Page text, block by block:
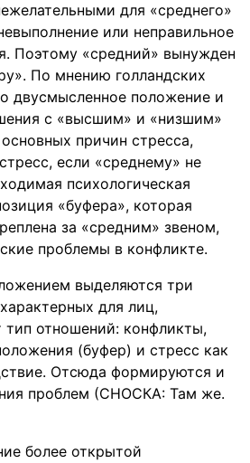
для «среднего»
или неправильное
Поэтому «средний» вынужден
По мнению голландских
двусмысленное положение и
с «высшим» и «низшим»
причин стресса,
если «среднему» не
психологическая
«буфера», которая
за «средним» звеном,
проблемы в конфликте.
выделяются три
для лиц,
тип отношений: конфликты,
(буфер) и стресс как
Отсюда формируются и
проблем (СНОСКА: Там же.
более открытой